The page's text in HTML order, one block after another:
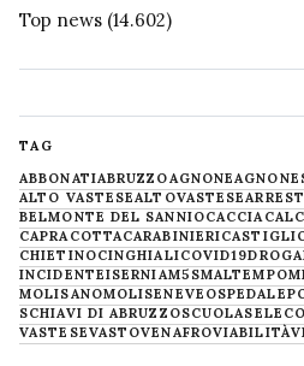
Top news (14.602)
TAG
ABBONATIABRUZZOAGNONE
ALTO VASTESEALTOVASTESE
BELMONTE DEL SANNIOCACCIA
CAPRACOTTACARABINIERI
CHIETINOCINGHIALICOVID19DROGA
INCIDENTEISERNIAM5SMALTEMPO
MOLISANOMOLISENEVE OSPEDALE
SCHIAVI DI ABRUZZOSCUOLA
VASTESEVASTOVENAFROVIABILITÀ